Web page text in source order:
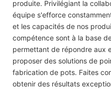
produite. Privilégiant la
équipe s'efforce
et les capacités de nos
compétence sont à la base
permettant de répondre aux
proposer des solutions de
fabrication de pots. Faites
obtenir des résultats